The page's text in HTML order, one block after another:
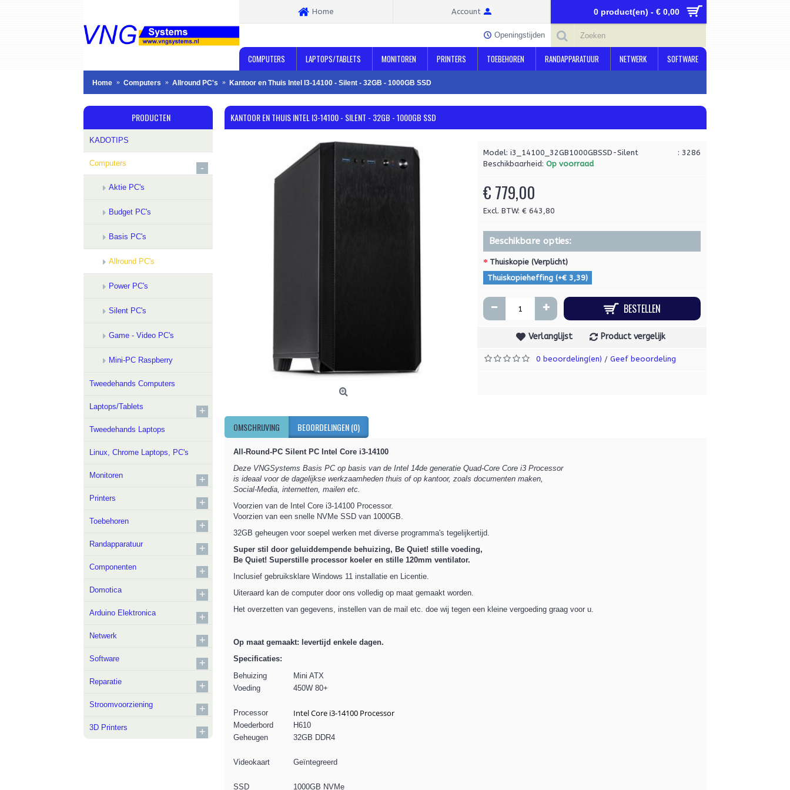
Home Account 0 product(en) - € 0,00
Openingstijden
COMPUTERS LAPTOPS/TABLETS MONITOREN PRINTERS TOEBEHOREN RANDAPPARATUUR NETWERK SOFTWARE
Home Computers Allround PC's Kantoor en Thuis Intel I3-14100 - Silent - 32GB - 1000GB SSD
PRODUCTEN
KADOTIPS
Computers -
Aktie PC's
Budget PC's
Basis PC's
Allround PC's
Power PC's
Silent PC's
Game - Video PC's
Mini-PC Raspberry
Tweedehands Computers
Laptops/Tablets +
Tweedehands Laptops
Linux, Chrome Laptops, PC's
Monitoren +
Printers +
Toebehoren +
Randapparatuur +
Componenten +
Domotica +
Arduino Elektronica +
Netwerk +
Software +
Reparatie +
Stroomvoorziening +
3D Printers +
KANTOOR EN THUIS INTEL I3-14100 - SILENT - 32GB - 1000GB SSD
: 3286
Model: i3_14100_32GB1000GBSSD-Silent
Beschikbaarheid: Op voorraad
€ 779,00
Excl. BTW: € 643,80
Beschikbare opties:
Thuiskopie (Verplicht)
Thuiskopieheffing (+€ 3,39)
- + BESTELLEN
Verlanglijst Product vergelijk
0 beoordeling(en) / Geef beoordeling
OMSCHRIJVING BEOORDELINGEN (0)
All-Round-PC Silent PC Intel Core i3-14100
Deze VNGSystems Basis PC op basis van de Intel 14de generatie Quad-Core Core i3 Processor
is ideaal voor de dagelijkse werkzaamheden thuis of op kantoor, zoals documenten maken,
Social-Media, internetten, mailen etc.
Voorzien van de Intel Core i3-14100 Processor.
Voorzien van een snelle NVMe SSD van 1000GB.
32GB geheugen voor soepel werken met diverse programma's tegelijkertijd.
Super stil door geluiddempende behuizing, Be Quiet! stille voeding,
Be Quiet! Superstille processor koeler en stille 120mm ventilator.
Inclusief gebruiksklare Windows 11 installatie en Licentie.
Uiteraard kan de computer door ons volledig op maat gemaakt worden.
Het overzetten van gegevens, instellen van de mail etc. doe wij tegen een kleine vergoeding graag voor u.
Op maat gemaakt: levertijd enkele dagen.
Specificaties:
Behuizing
Mini ATX
Voeding
450W 80+
Processor Intel Core i3-14100 Processor
Moederbord
H610
Geheugen
32GB DDR4
Videokaart Geïntegreerd
SSD 1000GB NVMe